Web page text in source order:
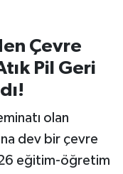
Çevre
Pil Geri
olan
dev bir çevre
eğitim-öğretim